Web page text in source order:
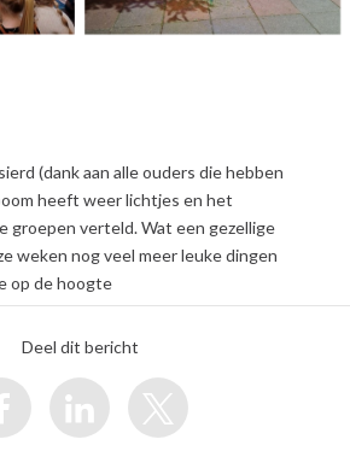
(dank aan alle ouders die hebben
heeft weer lichtjes en het
groepen verteld. Wat een gezellige
weken nog veel meer leuke dingen
op de hoogte
Deel dit bericht